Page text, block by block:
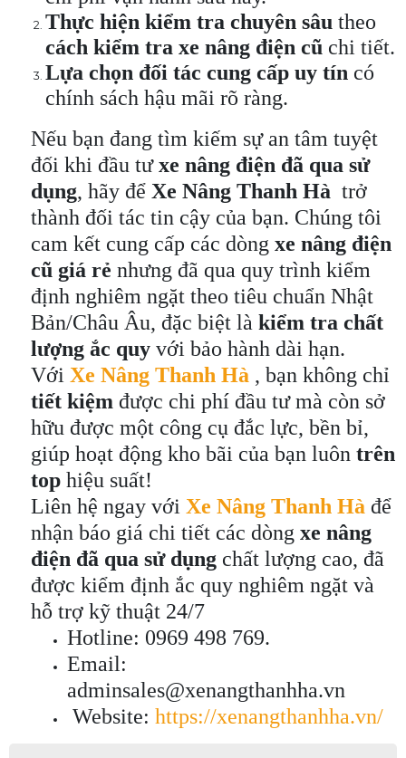
Thực hiện kiểm tra chuyên sâu theo
cách kiểm tra xe nâng điện cũ chi tiết.
Lựa chọn đối tác cung cấp uy tín có
chính sách hậu mãi rõ ràng.
Nếu bạn đang tìm kiếm sự an tâm tuyệt
đối khi đầu tưxe nâng điện đã qua sử
dụng, hãy để Xe Nâng Thanh Hà trở
thành đối tác tin cậy của bạn. Chúng tôi
cam kết cung cấp các dòng xe nâng điện
cũ giá rẻ nhưng đã qua quy trình kiểm
định nghiêm ngặt theo tiêu chuẩn Nhật
Bản/Châu Âu, đặc biệt là kiểm tra chất
lượng ắc quy với bảo hành dài hạn.
Với Xe Nâng Thanh Hà , bạn không chỉ
tiết kiệm được chi phí đầu tư mà còn sở
hữu được một công cụ đắc lực, bền bỉ,
giúp hoạt động kho bãi của bạn luôn trên
top hiệu suất!
Liên hệ ngay với Xe Nâng Thanh Hà để
nhận báo giá chi tiết các dòng xe nâng
điện đã qua sử dụng chất lượng cao, đã
được kiểm định ắc quy nghiêm ngặt và
hỗ trợ kỹ thuật 24/7
Hotline: 0969 498 769.
Email:
adminsales@xenangthanhha.vn
Website: https://xenangthanhha.vn/